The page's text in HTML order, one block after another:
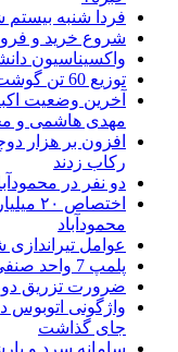
فردا شنبه بیستم شهریور ماه ۱۴۰۰
شروع خرید و
واکسیناسیون
توزیع 60 تن گوشت قرمز منجمد در محمودآباد
آخرین وضعیت
مهدی هاشمی و
افزون بر هزار
رکاب زدند
دو نفر در
محمودآباد
عوامل
پلمپ 7 واحد صنفی متخلف در محمودآباد
ضرورت تزریق دوز
جای گذاشت